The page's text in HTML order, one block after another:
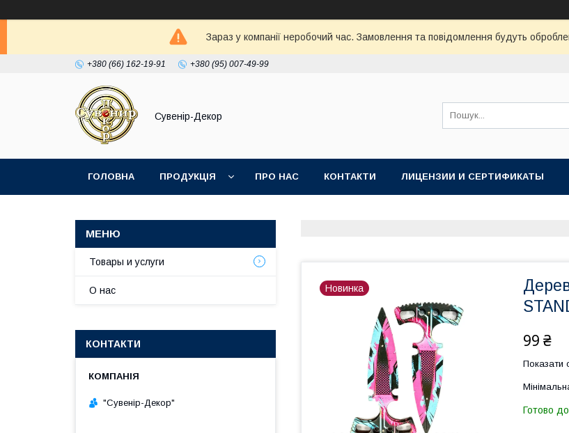
Зараз у компанії неробочий час. Замовлення та повідомлення будуть
+380 (66) 162-19-91 +380 (95) 007-49-99
Сувенір-Декор
ГОЛОВНА ПРОДУКЦІЯ ПРО НАС КОНТАКТИ ЛИЦЕНЗИИ И СЕРТИФИКАТЫ
Новинка
99 ₴
Показати
Готово
Товары и услуги
О нас
КОНТАКТИ
"Сувенір-Декор"